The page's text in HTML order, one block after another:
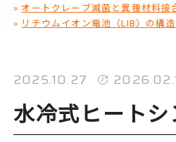
» オートクレーブ滅菌と異種材料接
» リチウムイオン電池（LIB）の構
2025.10.27
水冷式ヒート